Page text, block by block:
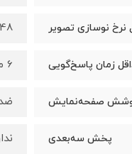
نرخ نوسازی تصویر 48 هرتز
زمان پاسخ‌گویی 6 میلی‌ثانیه
صفحه‌نمایش
پخش سه‌بعدی